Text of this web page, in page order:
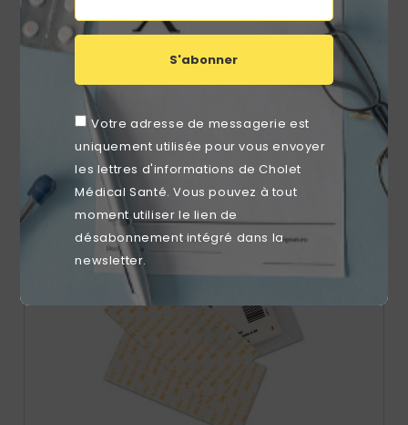
S'abonner
Votre adresse de messagerie est
uniquement utilisée pour vous envoyer
les lettres d'informations de Cholet
Médical Santé. Vous pouvez à tout
moment utiliser le lien de
désabonnement intégré dans la
newsletter.
Sparadrap Tissé Leukoplast S 1,25cmx5m Unité